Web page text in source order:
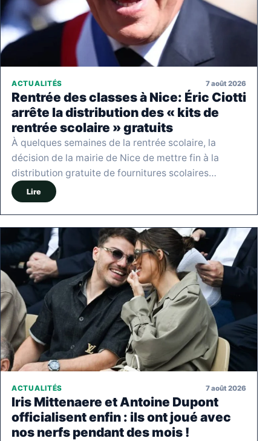
ACTUALITÉS 7 août 2026
Rentrée des classes à Nice: Éric Ciotti
arrête la distribution des « kits de
rentrée scolaire » gratuits
À quelques semaines de la rentrée scolaire, la
décision de la mairie de Nice de mettre fin à la
distribution gratuite de fournitures scolaires…
Lire
ACTUALITÉS 7 août 2026
Iris Mittenaere et Antoine Dupont
officialisent enfin : ils ont joué avec
nos nerfs pendant des mois !